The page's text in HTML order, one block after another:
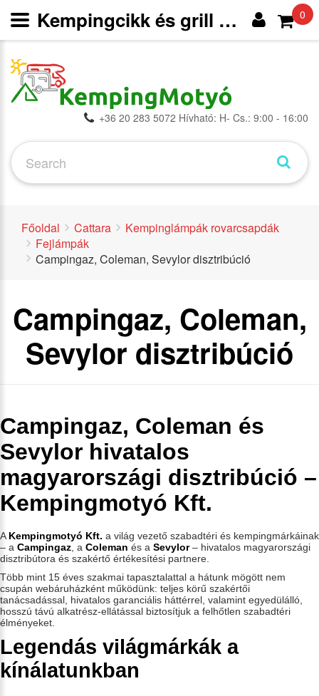
+36 20 283 5072 Hívható: H- Cs.: 9:00 - 16:00
0
Főoldal Cattara
Kempinglámpák rovarcsapdák
Fejlámpák
Campingaz, Coleman, Sevylor disztribúció
Campingaz, Coleman,
Sevylor disztribúció
Campingaz, Coleman és
Sevylor hivatalos
magyarországi disztribúció –
Kempingmotyó Kft.
AKempingmotyó Kft. a világ vezető szabadtéri és kempingmárkáinak
– a Campingaz, a Coleman és a Sevylor– hivatalos magyarországi
disztribútora és szakértő értékesítési partnere.
Több mint 15 éves szakmai tapasztalattal a hátunk mögött nem
csupán webáruházként működünk: teljes körű szakértői
tanácsadással, hivatalos garanciális háttérrel, valamint egyedülálló,
hosszú távú alkatrész-ellátással biztosítjuk a felhőtlen szabadtéri
élményeket.
Legendás világmárkák a
kínálatunkban
Kempingcikk és grill webáruház